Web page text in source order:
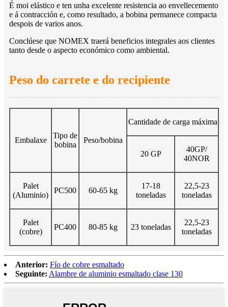
É moi elástico e ten unha excelente resistencia ao envellecemento
e á contracción e, como resultado, a bobina permanece compacta
despois de varios anos.
Conclúese que NOMEX traerá beneficios integrales aos clientes
tanto desde o aspecto económico como ambiental.
Peso do carrete e do recipiente
Embalaxe
Tipo de
bobina
Peso/bobina
Cantidade de carga máxima
20 GP
40GP/
40NOR
Palet
(Aluminio)
PC500 60-65 kg
17-18
toneladas
22,5-23
toneladas
Palet
(cobre)
PC400 80-85 kg 23 toneladas
22,5-23
toneladas
Anterior: Fío de cobre esmaltado
Seguinte: Alambre de aluminio esmaltado clase 130